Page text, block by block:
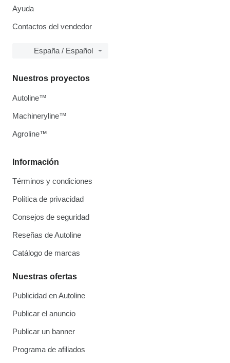
Ayuda
Contactos del vendedor
España / Español
Información
Términos y condiciones
Política de privacidad
Consejos de seguridad
Reseñas de Autoline
Catálogo de marcas
Nuestras ofertas
Publicidad en Autoline
Publicar el anuncio
Publicar un banner
Programa de afiliados
Nuestros proyectos
Autoline™
Machineryline™
Agroline™